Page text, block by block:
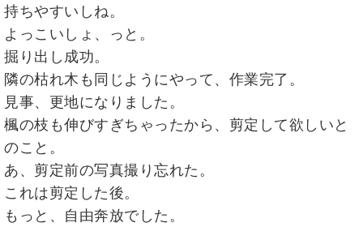
持ちやすいしね。
よっこいしょ、っと。
掘り出し成功。
隣の枯れ木も同じようにやって、作業完了。
見事、更地になりました。
楓の枝も伸びすぎちゃったから、剪定して欲しいと
のこと。
あ、剪定前の写真撮り忘れた。
これは剪定した後。
もっと、自由奔放でした。